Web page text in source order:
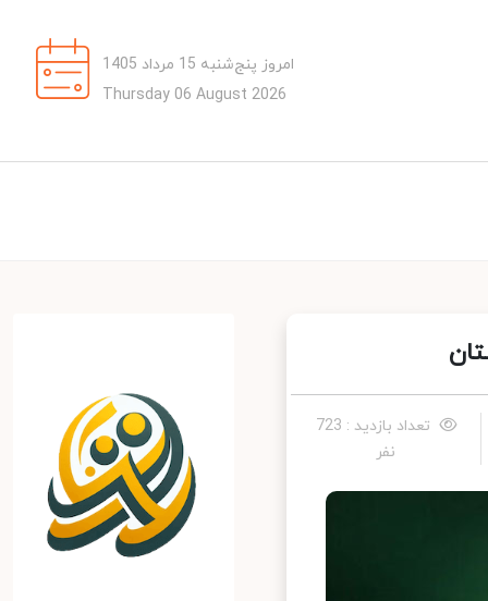
امروز پنج‌شنبه 15 مرداد 1405
Thursday 06 August 2026
تعداد بازدید : 723
نفر